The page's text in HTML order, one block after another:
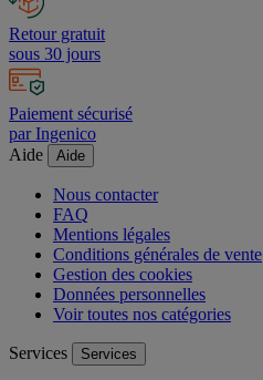
Retour gratuit
sous 30 jours
Paiement sécurisé
par Ingenico
Aide
Aide
Nous contacter
FAQ
Mentions légales
Conditions générales de vente
Gestion des cookies
Données personnelles
Voir toutes nos catégories
Services Services